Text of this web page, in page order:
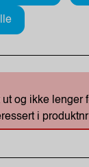
og ikke lenger
i